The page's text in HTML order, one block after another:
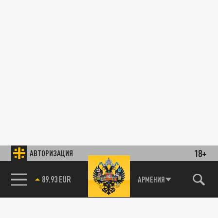
АВТОРИЗАЦИЯ 18+
89.93 EUR АРМЕНИЯ